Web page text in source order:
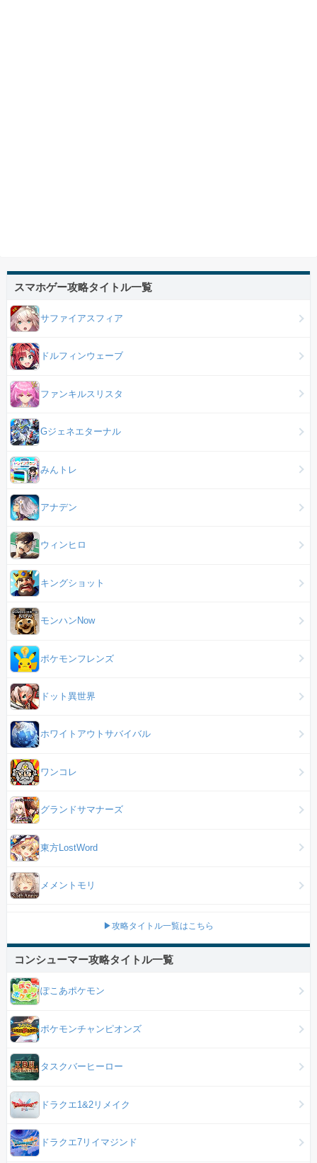
スマホゲー攻略タイトル一覧
サファイアスフィア
ドルフィンウェーブ
ファンキルスリスタ
Gジェネエターナル
みんトレ
アナデン
ウィンヒロ
キングショット
モンハンNow
ポケモンフレンズ
ドット異世界
ホワイトアウトサバイバル
ワンコレ
グランドサマナーズ
東方LostWord
メメントモリ
▶攻略タイトル一覧はこちら
コンシューマー攻略タイトル一覧
ぽこあポケモン
ポケモンチャンピオンズ
タスクバーヒーロー
ドラクエ1&2リメイク
ドラクエ7リイマジンド